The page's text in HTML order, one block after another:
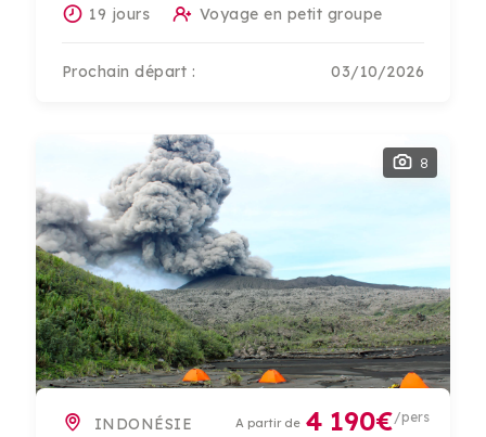
19 jours Voyage en petit groupe
Prochain départ : 03/10/2026
8
INDONÉSIE A partir de 4 190€/pers